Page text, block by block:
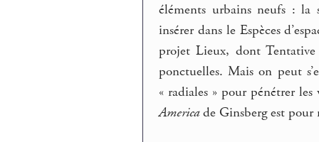
éléments urbains neufs : la
insérer dans le Espèces
projet Lieux, dont Tentative
ponctuelles. Mais on peut
« radiales » pour pénétrer
Americade Ginsberg est